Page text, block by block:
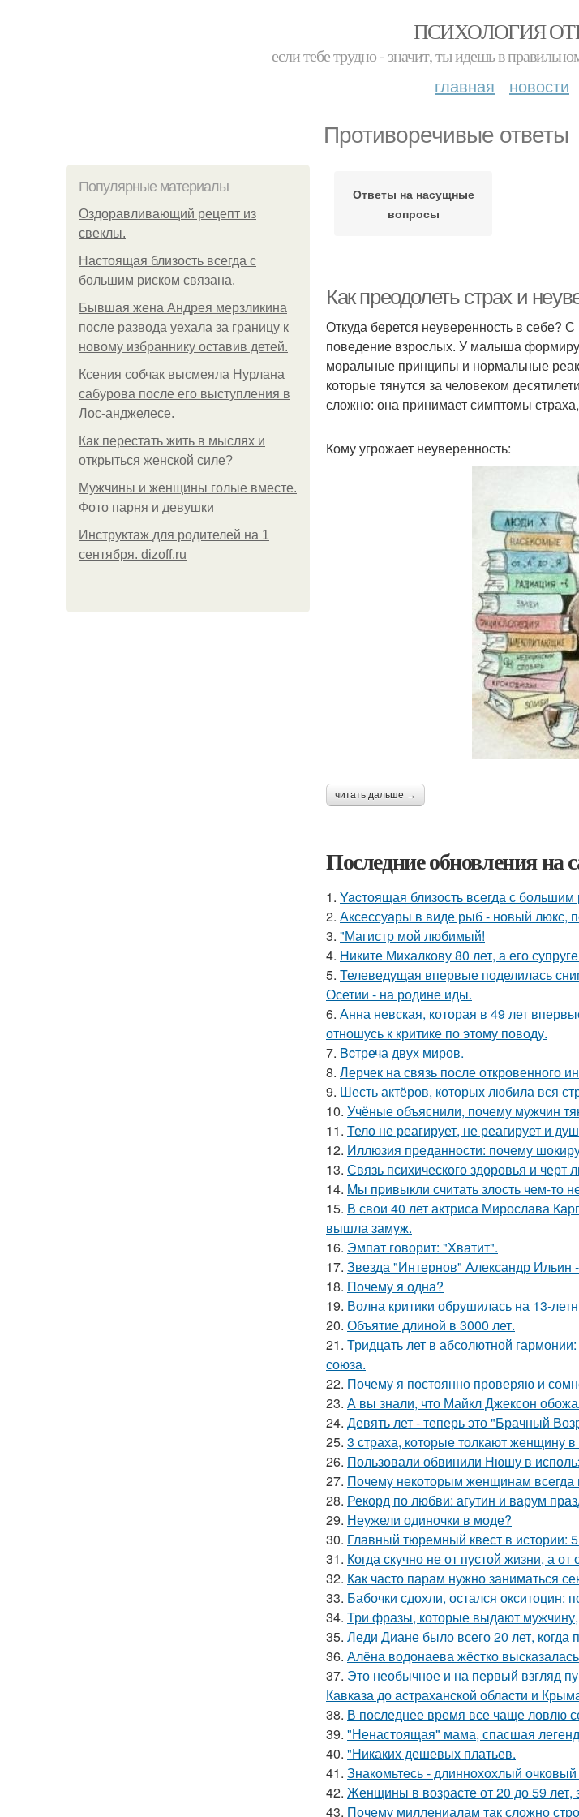
ПСИХОЛОГИЯ
если тебе трудно - значит, ты идешь в
главная новости
Противоречивые ответы
Популярные материалы
Оздоравливающий рецепт из
свеклы.
Hacтоящая близость всегда с
большим риском связана.
Бывшая жена Андрея мерзликина
после развода уехала за границу к
новому избраннику оставив детей.
Ксения собчак высмеяла Нурлана
сабурова после его выступления в
Лос-анджелесе.
Как перестать жить в мыслях и
открыться женской силе?
Мужчины и женщины голые вместе.
Фото парня и девушки
Инструктаж для родителей на 1
сентября. dizoff.ru
Ответы на насущные
вопросы
Как преодолеть страх и
Откуда берется неуверенность в себе?
поведение взрослых. У малыша
моральные принципы и нормальные
которые тянутся за человеком
сложно: она принимает симптомы
Кому угрожает неуверенность:
читать дальше →
Последние обновления на
1. Yacтоящая близость всегда с большим
2. Аксессуары в виде рыб - новый люкс,
3. "Магистр мой любимый!
4. Никите Михалкову 80 лет, а его
5. Телеведущая впервые поделилась
Осетии - на родине иды.
6. Анна невская, которая в 49 лет
отношусь к критике по этому поводу.
7. Bcтреча двух миров.
8. Лерчек на связь после откровенного
9. Шесть актёров, которых любила вся
10. Учёные объяснили, почему мужчин
11. Тело не реагирует, не реагирует и
12. Иллюзия преданности: почему
13. Связь психического здоровья и черт
14. Mы пpивыкли считать злость чем-то
15. В свои 40 лет актриса Мирослава
вышла замуж.
16. Эмпат говорит: "Хватит".
17. Звезда "Интернов" Александр Ильин
18. Почему я одна?
19. Волна критики обрушилась на 13-
20. Объятие длиной в 3000 лет.
21. Тридцать лет в абсолютной
союза.
22. Почему я постоянно проверяю и
23. А вы знали, что Майкл Джексон
24. Девять лет - теперь это "Брачный
25. 3 страха, которые толкают женщину
26. Пользовали обвинили Нюшу в
27. Почему некоторым женщинам всегда
28. Рекорд по любви: агутин и варум
29. Неужели одиночки в моде?
30. Главный тюремный квест в истории:
31. Когда скучно не от пустой жизни, а от
32. Как часто парам нужно заниматься
33. Бабочки сдохли, остался окситоцин:
34. Три фразы, которые выдают
35. Леди Диане было всего 20 лет,
36. Алёна водонаева жёстко
37. Это необычное и на первый взгляд
Кавказа до астраханской области и
38. В последнее время все чаще ловлю
39. "Ненастоящая" мама, спасшая
40. "Никаких дешевых платьев.
41. Знакомьтесь - длиннохохлый
42. Женщины в возрасте от 20 до 59
43. Почему миллениалам так сложно